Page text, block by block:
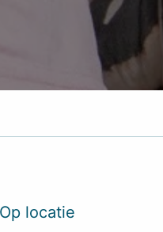
Op locatie